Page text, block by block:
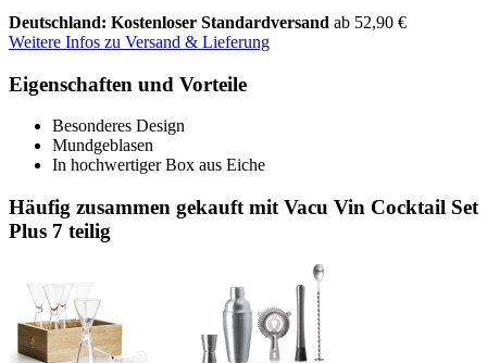
Deutschland: Kostenloser Standardversand ab 52,90 €
Weitere Infos zu Versand & Lieferung
Eigenschaften und Vorteile
Besonderes Design
Mundgeblasen
In hochwertiger Box aus Eiche
Häufig zusammen gekauft mit Vacu Vin Cocktail Set
Plus 7 teilig